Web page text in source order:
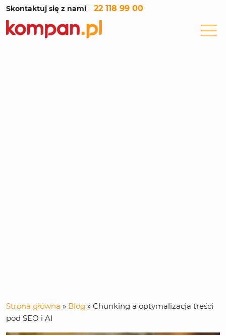
Skontaktuj się z nami 22 118 99 00
Strona główna » Blog » Chunking a optymalizacja treści
pod SEO i AI